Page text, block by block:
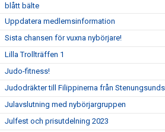
blått bälte
Uppdatera medlemsinformation
Sista chansen för vuxna nybörjare!
Lilla Trollträffen 1
Judo-fitness!
Judodräkter till Filippinerna från
Julavslutning med nybörjargruppen
Julfest och prisutdelning 2023